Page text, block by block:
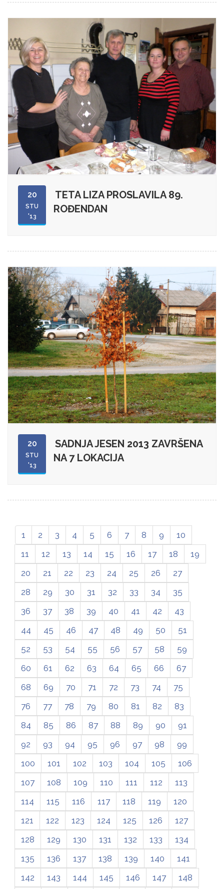
20
STU
'13
TETA LIZA PROSLAVILA 89.
ROĐENDAN
20
STU
'13
SADNJA JESEN 2013 ZAVRŠENA
NA 7 LOKACIJA
1 2 3 4 5 6 7 8 9
10
11
12 13 14 15 16 17 18
19
20
21 22 23 24 25 26
27
28
29 30 31 32 33 34
35
36
37 38 39 40 41 42
43
44
45 46 47 48 49 50
51
52
53 54 55 56 57 58
59
60
61 62 63 64 65 66
67
68
69 70 71 72 73 74
75
76
77 78 79 80 81 82
83
84
85 86 87 88 89 90
91
92
93 94 95 96 97 98
99
100
101 102 103 104 105
106
107
108 109 110 111 112
113
114
115 116 117 118 119
120
121
122 123 124 125 126
127
128
129 130 131 132 133
134
135
136 137 138 139 140
141
142
143 144 145 146 147
148